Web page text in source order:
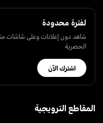
لفترة محدودة
شاهد دون إعلانات وعلى شاشات
الحصرية
اشترك الآن
المقاطع الترويجية